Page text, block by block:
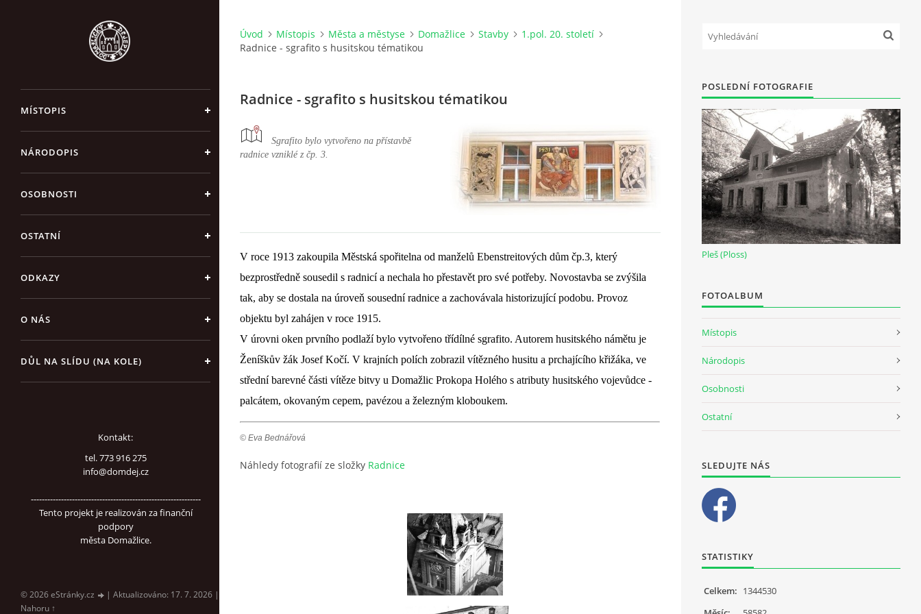
MÍSTOPIS
NÁRODOPIS
OSOBNOSTI
OSTATNÍ
ODKAZY
O NÁS
DŮL NA SLÍDU (NA KOLE)
Kontakt:
tel. 773 916 275
info@domdej.cz
--------------------------------------------------------------
Tento projekt je realizován za finanční
podpory
města Domažlice.
© 2026 eStránky.cz | Aktualizováno: 17. 7. 2026 |
Nahoru ↑
Úvod Místopis Města a městyse Domažlice Stavby
1.pol. 20. století
Radnice - sgrafito s husitskou tématikou
Radnice - sgrafito s husitskou tématikou
Sgrafito bylo vytvořeno na přístavbě
radnice vzniklé z čp. 3.
V roce 1913 zakoupila Městská spořitelna od manželů Ebenstreitových dům čp.3, který
bezprostředně sousedil s radnicí a nechala ho přestavět pro své potřeby. Novostavba se zvýšila
tak, aby se dostala na úroveň sousední radnice a zachovávala historizující podobu. Provoz
objektu byl zahájen v roce 1915.
V úrovni oken prvního podlaží bylo vytvořeno třídílné sgrafito. Autorem husitského námětu je
Ženíškův žák Josef Kočí. V krajních polích zobrazil vítězného husitu a prchajícího křižáka, ve
střední barevné části vítěze bitvy u Domažlic Prokopa Holého s atributy husitského vojevůdce -
palcátem, okovaným cepem, pavézou a železným kloboukem.
© Eva Bednářová
Náhledy fotografií ze složky Radnice
POSLEDNÍ FOTOGRAFIE
Pleš (Ploss)
FOTOALBUM
Místopis
Národopis
Osobnosti
Ostatní
SLEDUJTE NÁS
STATISTIKY
Celkem: 1344530